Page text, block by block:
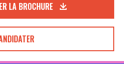
LA BROCHURE